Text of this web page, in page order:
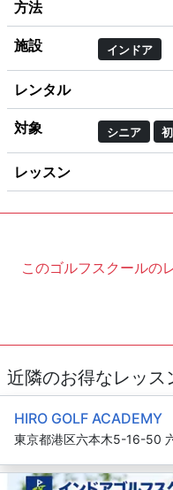
方法
施設 インドア
レンタル
対象 シニア
レッスン
このゴルフスクールの
近隣のお得なレッス
HIRO GOLF ACADEMY
東京都港区六本木5-16-50